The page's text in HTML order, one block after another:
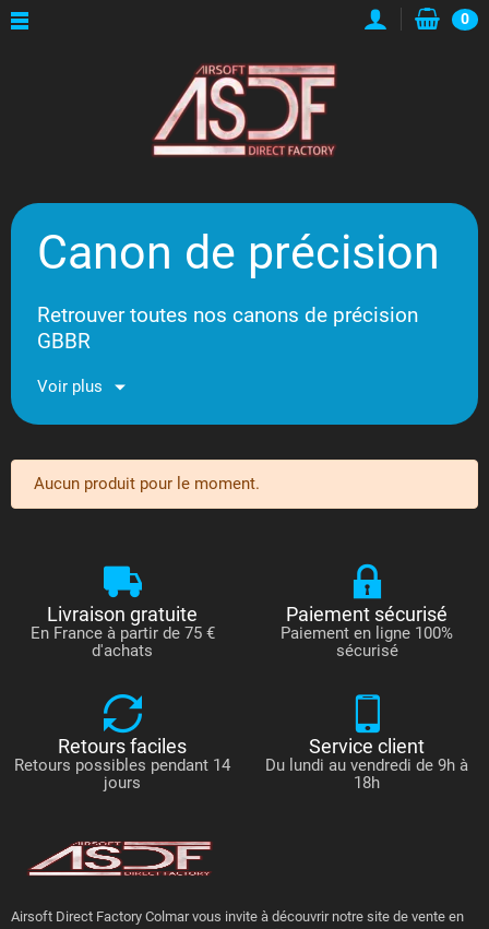
0
Canon de précision
Retrouver toutes nos canons de précision
GBBR
Voir plus
Aucun produit pour le moment.
Livraison gratuite
En France à partir de 75 €
d'achats
Paiement sécurisé
Paiement en ligne 100%
sécurisé
Retours faciles
Retours possibles pendant 14
jours
Service client
Du lundi au vendredi de 9h à
18h
Airsoft Direct Factory Colmar vous invite à découvrir notre site de vente en